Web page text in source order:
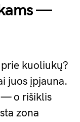
—
kuoliukų?
juos įpjauna.
— o rišiklis
zona